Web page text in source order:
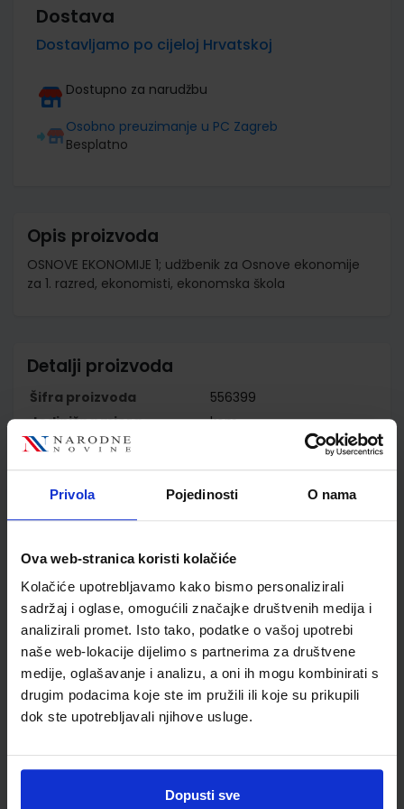
Privola Pojedinosti O nama
Ova web-stranica koristi kolačiće
Kolačiće upotrebljavamo kako bismo personalizirali
sadržaj i oglase, omogućili značajke društvenih medija i
analizirali promet. Isto tako, podatke o vašoj upotrebi
naše web-lokacije dijelimo s partnerima za društvene
medije, oglašavanje i analizu, a oni ih mogu kombinirati s
drugim podacima koje ste im pružili ili koje su prikupili
dok ste upotrebljavali njihove usluge.
Dopusti sve
Dostava
Dostavljamo po cijeloj Hrvatskoj
Dostupno za narudžbu
Osobno preuzimanje u PC Zagreb
Besplatno
Opis proizvoda
OSNOVE EKONOMIJE 1; udžbenik za Osnove ekonomije
za 1. razred, ekonomisti, ekonomska škola
Detalji proizvoda
Šifra proizvoda
556399
Jedinična mjera
kom
Nakladnik
ALKA SCRIPT d.o.o.
Autor
Željko Mrnjavac Lana
Kordić Blanka Šimundić
Vrsta škole
3 STRUKOVNA
Nastavni predmet
EKONOMSKE ŠKOLE
Reg br min
6317